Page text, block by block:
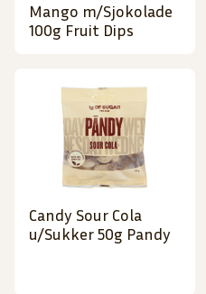
Mango m/Sjokolade
100g Fruit Dips
Candy Sour Cola
u/Sukker 50g Pandy